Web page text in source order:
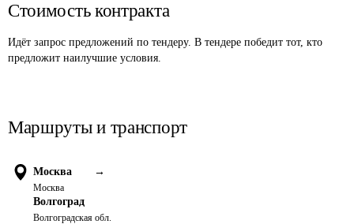
Стоимость контракта
Идёт запрос предложений по тендеру. В тендере победит тот, кто
предложит наилучшие условия.
Маршруты и транспорт
Москва →
Москва
Волгоград
Волгоградская обл.